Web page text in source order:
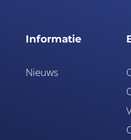
Informatie
Nieuws